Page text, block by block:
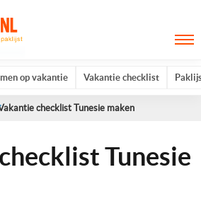
op vakantie Vakantie checklist
checklist Tunesie maken
Tunesie